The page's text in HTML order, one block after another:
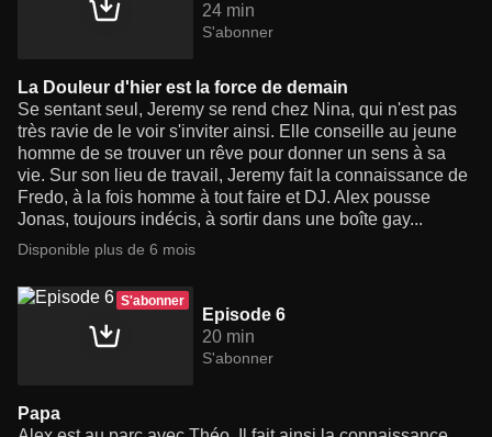
24 min
S'abonner
La Douleur d'hier est la force de demain
Se sentant seul, Jeremy se rend chez Nina, qui n'est pas
très ravie de le voir s'inviter ainsi. Elle conseille au jeune
homme de se trouver un rêve pour donner un sens à sa
vie. Sur son lieu de travail, Jeremy fait la connaissance de
Fredo, à la fois homme à tout faire et DJ. Alex pousse
Jonas, toujours indécis, à sortir dans une boîte gay...
Disponible plus de 6 mois
S'abonner
Episode 6
20 min
S'abonner
Papa